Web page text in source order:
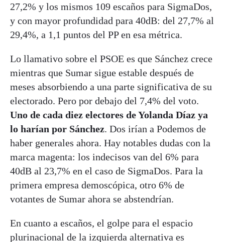
27,2% y los mismos 109 escaños para SigmaDos,
y con mayor profundidad para 40dB: del 27,7% al
29,4%, a 1,1 puntos del PP en esa métrica.
Lo llamativo sobre el PSOE es que Sánchez crece
mientras que Sumar sigue estable después de
meses absorbiendo a una parte significativa de su
electorado. Pero por debajo del 7,4% del voto.
Uno de cada diez electores de Yolanda Díaz ya
lo harían por Sánchez. Dos irían a Podemos de
haber generales ahora. Hay notables dudas con la
marca magenta: los indecisos van del 6% para
40dB al 23,7% en el caso de SigmaDos. Para la
primera empresa demoscópica, otro 6% de
votantes de Sumar ahora se abstendrían.
En cuanto a escaños, el golpe para el espacio
plurinacional de la izquierda alternativa es